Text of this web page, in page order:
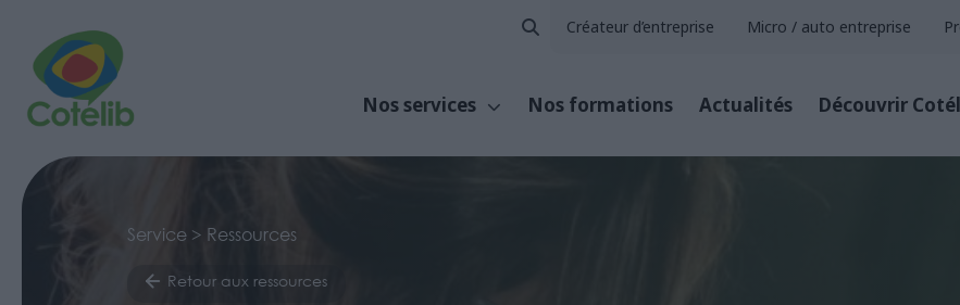
Créateur d’entreprise Micro / auto entreprise
Nos services Nos formations Actualités Découvrir
Service > Ressources
Retour aux ressources